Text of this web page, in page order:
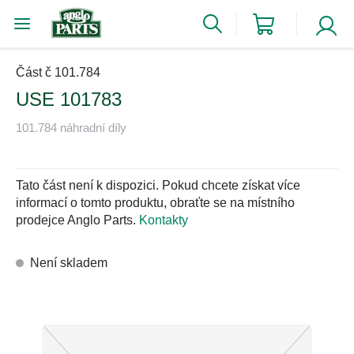
Část č 101.784
USE 101783
101.784 náhradní díly
Tato část není k dispozici. Pokud chcete získat více
informací o tomto produktu, obraťte se na místního
prodejce Anglo Parts. Kontakty
Není skladem